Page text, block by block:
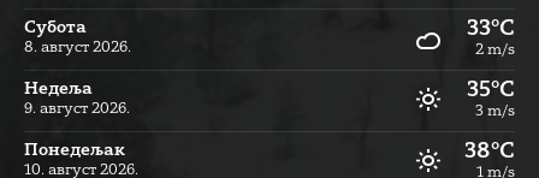
Субота
8. август 2026.
33°C
2 m/s
Недеља
9. август 2026.
35°C
3 m/s
Понедељак
10. август 2026.
38°C
1 m/s